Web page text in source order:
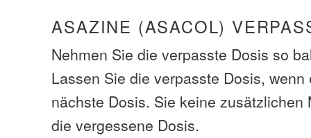
ASAZINE (ASACOL)
Nehmen Sie die verpasste Dosis so
Lassen Sie die verpasste Dosis,
nächste Dosis. Sie keine zusätzlichen
die vergessene Dosis.